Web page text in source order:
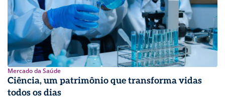
Mercado da Saúde
Ciência, um patrimônio que transforma vidas
todos os dias